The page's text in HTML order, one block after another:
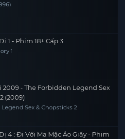
1 - Phim 18+ Cấp 3
1
2009 - The Forbidden Legend Sex
(2009)
Sex & Chopsticks 2
4 : Đi Với Ma Mặc Áo Giấy - Phim